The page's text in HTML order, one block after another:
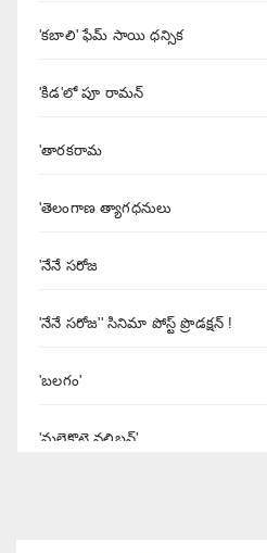
'కబాలి' ఫేమ్ సాయి ధన్సిక
'కిడ'లో పూ రామన్
'తారకరామ
'తెలంగాణ త్యాగధనులు
'నేనే సరోజ
'నేనే సరోజ'' సినిమా పోస్ట్ ప్రొడక్షన్ !
'బలగం'
'మలైకొట్టై వలిబన్'